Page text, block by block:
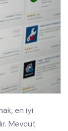
en iyi
Mevcut